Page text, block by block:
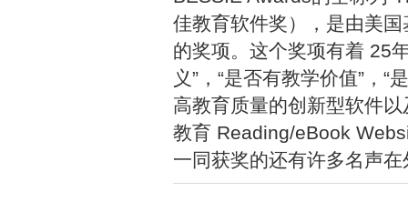
佳教育软件奖），是由美
的奖项。这个奖项有着 25
义”，“是否有教学价值”，
高教育质量的创新型软件
教育 Reading/eBook
一同获奖的还有许多名声